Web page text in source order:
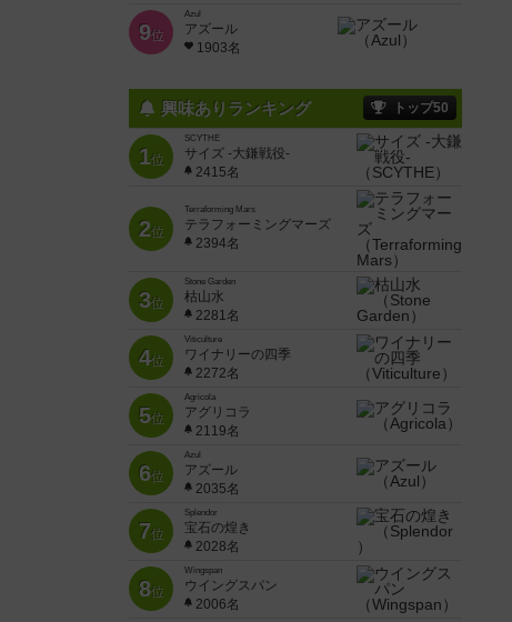
9位
Azul
アズール
1903名
興味ありランキング トップ50
1位
SCYTHE
サイズ -大鎌戦役-
2415名
2位
Terraforming Mars
テラフォーミングマーズ
2394名
3位
Stone Garden
枯山水
2281名
4位
Viticulture
ワイナリーの四季
2272名
5位
Agricola
アグリコラ
2119名
6位
Azul
アズール
2035名
7位
Splendor
宝石の煌き
2028名
8位
Wingspan
ウイングスパン
2006名